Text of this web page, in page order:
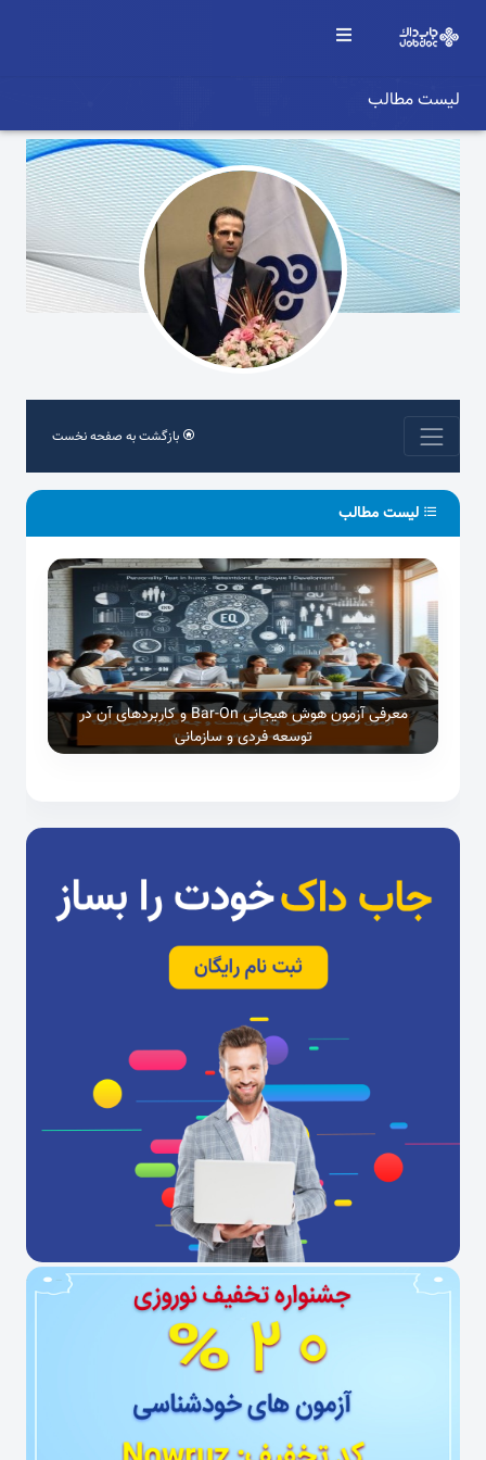
لیست مطالب
بازگشت به صفحه نخست
لیست مطالب
معرفی آزمون هوش هیجانی Bar-On و کاربردهای آن در
توسعه فردی و سازمانی